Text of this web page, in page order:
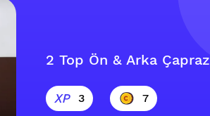
2 Top Ön & Arka Çapraz
3 7